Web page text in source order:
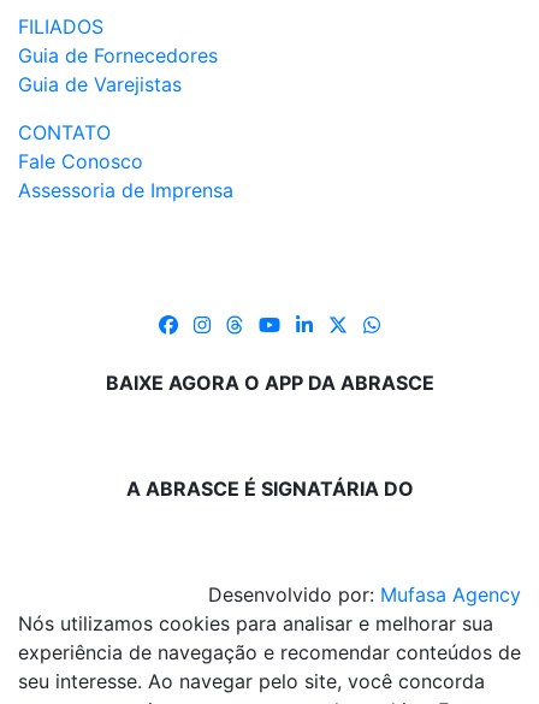
FILIADOS
Guia de Fornecedores
Guia de Varejistas
CONTATO
Fale Conosco
Assessoria de Imprensa
BAIXE AGORA O APP DA ABRASCE
A ABRASCE É SIGNATÁRIA DO
Desenvolvido por: Mufasa Agency
Nós utilizamos cookies para analisar e melhorar sua
experiência de navegação e recomendar conteúdos de
seu interesse. Ao navegar pelo site, você concorda